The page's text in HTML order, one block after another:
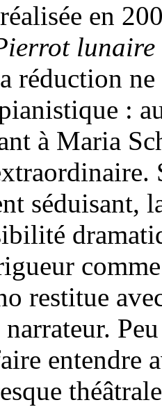
en
lunaire
réduction
:
à Maria
séduisant,
restitue
entendre